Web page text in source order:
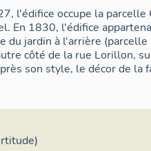
l'édifice occupe la
En 1830, l'édifice
du jardin à l'arrière
côté de la rue Lorillon,
son style, le décor de la